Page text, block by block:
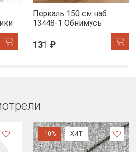
Перкаль 150 см наб
13448-1 Обнимусь
131 ₽
-10% ХИТ